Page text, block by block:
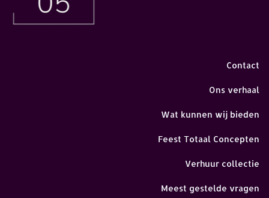
Contact
Ons verhaal
Wat kunnen wij bieden
Feest Totaal Concepten
Verhuur collectie
Meest gestelde vragen